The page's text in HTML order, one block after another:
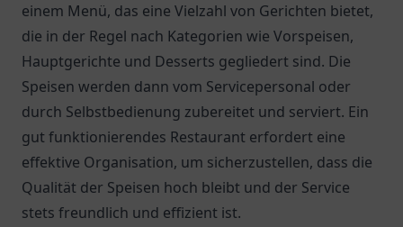
einem Menü, das eine Vielzahl von Gerichten bietet,
die in der Regel nach Kategorien wie Vorspeisen,
Hauptgerichte und Desserts gegliedert sind. Die
Speisen werden dann vom Servicepersonal oder
durch Selbstbedienung zubereitet und serviert. Ein
gut funktionierendes Restaurant erfordert eine
effektive Organisation, um sicherzustellen, dass die
Qualität der Speisen hoch bleibt und der Service
stets freundlich und effizient ist.